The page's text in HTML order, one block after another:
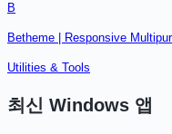
B
Betheme | Responsive
Utilities & Tools
최신 Windows 앱